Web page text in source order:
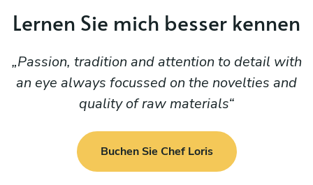
Lernen Sie mich besser kennen
Passion, tradition and attention to detail with
an eye always focussed on the novelties and
quality of raw materials
Buchen Sie Chef Loris